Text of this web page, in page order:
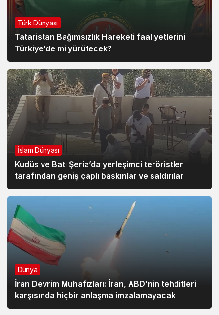
Türk Dünyası
Tataristan Bağımsızlık Hareketi faaliyetlerini
Türkiye’de mi yürütecek?
İslam Dünyası
Kudüs ve Batı Şeria’da yerleşimci teröristler
tarafından geniş çaplı baskınlar ve saldırılar
Dünya
İran Devrim Muhafızları: İran, ABD’nin tehditleri
karşısında hiçbir anlaşma imzalamayacak
Dünya